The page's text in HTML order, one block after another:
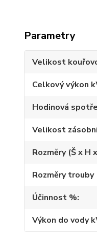
Parametry
Velikost
Celkový výkon
Hodinová
Velikost
Rozměry (Š x H
Rozměry trouby
Účinnost %
Výkon do vody